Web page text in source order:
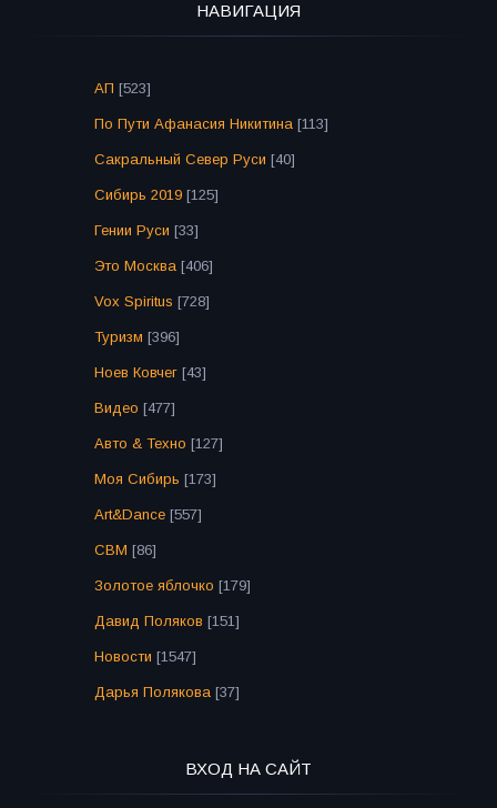
НАВИГАЦИЯ
АП [523]
По Пути Афанасия Никитина [113]
Сакральный Север Руси [40]
Сибирь 2019 [125]
Гении Руси [33]
Это Москва [406]
Vox Spiritus [728]
Туризм [396]
Ноев Ковчег [43]
Видео [477]
Авто & Техно [127]
Моя Сибирь [173]
Art&Dance [557]
СВМ [86]
Золотое яблочко [179]
Давид Поляков [151]
Новости [1547]
Дарья Полякова [37]
ВХОД НА САЙТ